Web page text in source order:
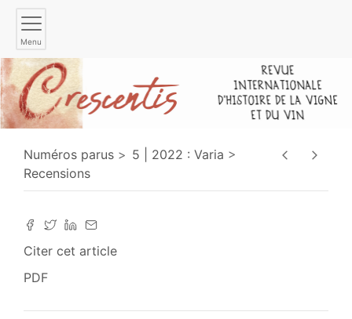
Menu
Numéros parus
5 | 2022 : Varia
Recensions
Citer cet article
PDF